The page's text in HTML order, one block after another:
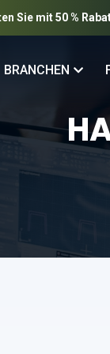
Sie mit 50 %
BRANCHEN